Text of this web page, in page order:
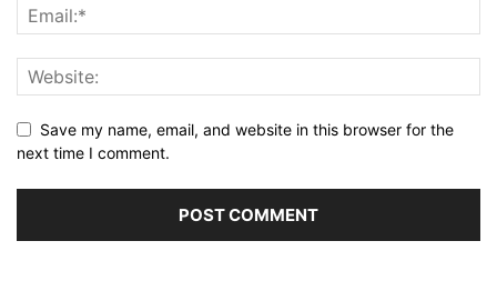
Save my name, email, and website in this browser for the
next time I comment.